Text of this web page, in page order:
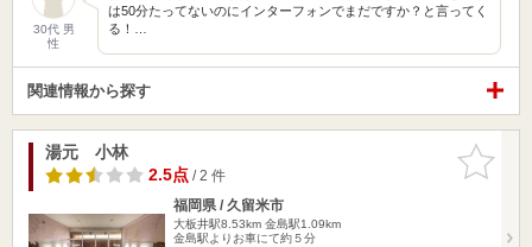
30代 男
性
は50分たってないのにインターフォンでまだですか？と言ってく
る！…
関連情報から探す
お気に入
りに追加
湯元 小林
2.5点/ 2 件
福岡県 / 久留米市
大板井駅8.53km 金島駅1.09km
金島駅よりお車にて約５分